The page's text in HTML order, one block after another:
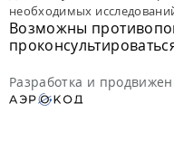
необходимых
Возможны
Разработка и